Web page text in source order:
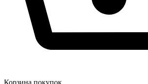
Корзина покупок